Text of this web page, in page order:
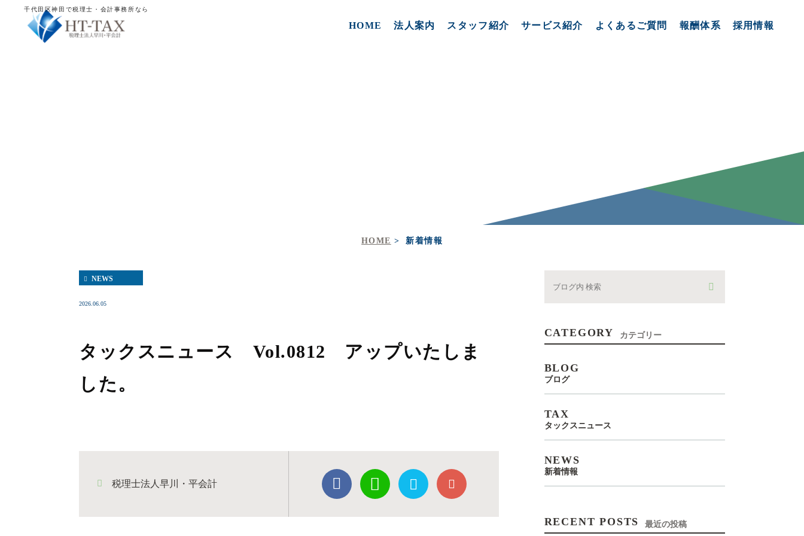
千代田区神田で税理士・会計事務所なら
HOME 法人案内 スタッフ紹介 サービス紹介 よくあるご質問 報酬体系 採用情報
HOME 新着情報
NEWS
2026.06.05
タックスニュース Vol.0812 アップいたしま
した。
税理士法人早川・平会計
CATEGORY カテゴリー
BLOG
ブログ
TAX
タックスニュース
NEWS
新着情報
RECENT POSTS 最近の投稿